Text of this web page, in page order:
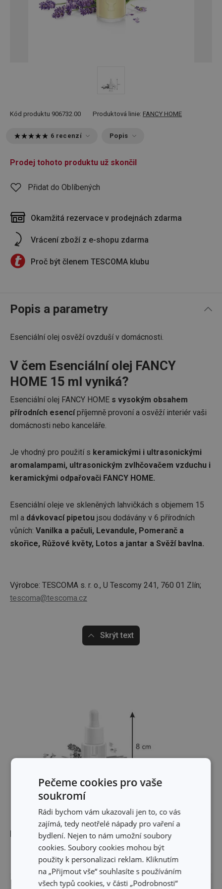
Kód produktu 906732.00 Produktová linie: FANCY HOME
6 recenzí Popis
Prodej tohoto produktu už skončil
Přidat do Oblíbených
Okamžitá rezervace v prodejnách zdarma
Vrácení zboží z e-shopu zdarma
Proč být členem TESCOMA klubu
Popis a parametry
Esenciální olej osvěží ovzduší v domácnosti.
V čem Esenciální olej FANCY
HOME 15 ml vyniká?
Esenciální olej FANCY HOME s vysokým obsahem
přírodních esencípříjemně provoní a osvěží interiér vaši
domácnosti nebo kanceláře.
Je vhodný pro použití s keramickými i ultrasonickými
aromalampami, ultrasonickým zvlhčovačem vzduchu i
keramickými odpařovači FANCY HOME.
Esenciální oleje ve skleněných lahvičkách s objemem 15
ml a dávkovací pipetou jsou dodávány v 6 přírodních
vůních: Vanilka a pačuli, Levandule, Pomeranč a
skořice, Růžové květy, Lotos a jantar a Svěží bavlna.
Výrobce: TESCOMA s. r. o., U Tescomy 241, 760 01 Zlín;
tescoma@tescoma.cz
Skrýt text
Rozměry
OBJEM (L)
VÝŠKA PRODUKTU (CM)
Pečeme cookies pro vaše
soukromí
Rádi bychom vám ukazovali jen to, co vás
zajímá, tedy neotřelé nápady pro vaření a
bydlení. Nejen to nám umožní soubory
cookies. Soubory cookies mohou být
použity k personalizaci reklam. Kliknutím
na „Přijmout vše“ souhlasíte s používáním
všech typů cookies, v části „Podrobnosti“